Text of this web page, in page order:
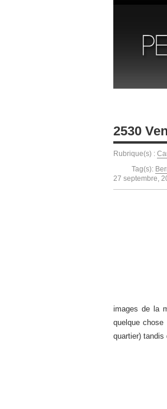
2530
Rubrique(s) :
Tag(s):
27 septembre,
images de la
quelque
quartier) tandis